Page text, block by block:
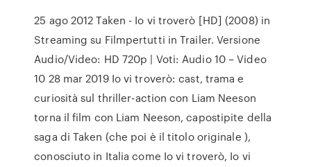
25 ago 2012 Taken - Io vi troverò [HD] (2008) in
Streaming su Filmpertutti in Trailer. Versione
Audio/Video: HD 720p | Voti: Audio 10 – Video
10 28 mar 2019 Io vi troverò: cast, trama e
curiosità sul thriller-action con Liam Neeson
torna il film con Liam Neeson, capostipite della
saga di Taken (che poi è il titolo originale ),
conosciuto in Italia come Io vi troverò, Io vi